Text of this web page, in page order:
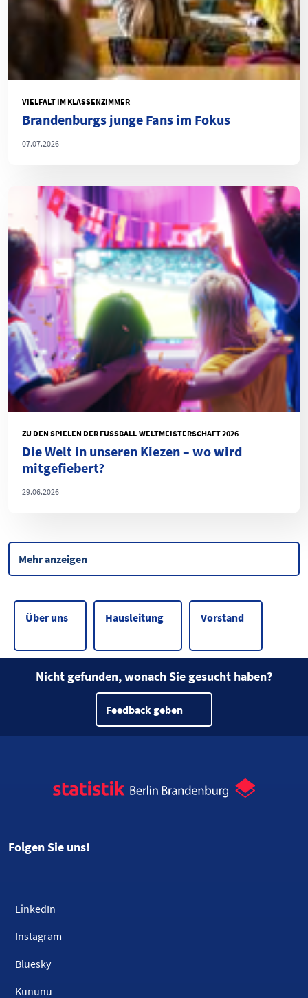
VIELFALT IM KLASSENZIMMER
Brandenburgs junge Fans im Fokus
07.07.2026
ZU DEN SPIELEN DER FUSSBALL-WELTMEISTERSCHAFT 2026
Die Welt in unseren Kiezen – wo wird
mitgefiebert?
29.06.2026
Mehr anzeigen
Über uns Hausleitung Vorstand
Nicht gefunden, wonach Sie gesucht haben?
Feedback geben
Folgen Sie uns!
LinkedIn
Instagram
Bluesky
Kununu